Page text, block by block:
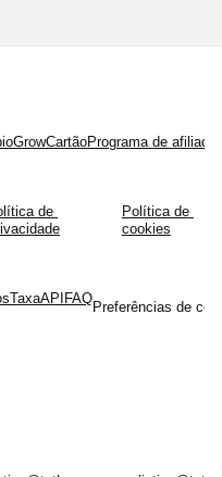
GrowCartãoPrograma de
de
Política de
cookies
TaxaAPI FAQ
Preferências de